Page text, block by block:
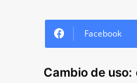
Facebook
Cambio de uso: